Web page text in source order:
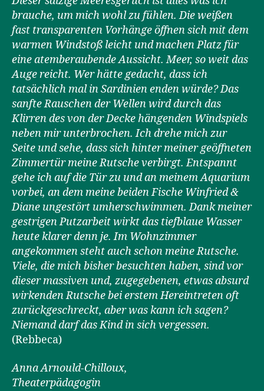
brauche, um mich wohl zu fühlen. Die weißen
fast transparenten Vorhänge öffnen sich mit dem
warmen Windstoß leicht und machen Platz für
eine atemberaubende Aussicht. Meer, so weit das
Auge reicht. Wer hätte gedacht, dass ich
tatsächlich mal in Sardinien enden würde? Das
sanfte Rauschen der Wellen wird durch das
Klirren des von der Decke hängenden Windspiels
neben mir unterbrochen. Ich drehe mich zur
Seite und sehe, dass sich hinter meiner geöffneten
Zimmertür meine Rutsche verbirgt. Entspannt
gehe ich auf die Tür zu und an meinem Aquarium
vorbei, an dem meine beiden Fische Winfried &
Diane ungestört umherschwimmen. Dank meiner
gestrigen Putzarbeit wirkt das tiefblaue Wasser
heute klarer denn je. Im Wohnzimmer
angekommen steht auch schon meine Rutsche.
Viele, die mich bisher besuchten haben, sind vor
dieser massiven und, zugegebenen, etwas absurd
wirkenden Rutsche bei erstem Hereintreten oft
zurückgeschreckt, aber was kann ich sagen?
Niemand darf das Kind in sich vergessen.
(Rebbeca)
Anna Arnould-Chilloux,
Theaterpädagogin